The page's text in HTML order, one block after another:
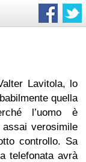
Lavitola, lo
quella
l’uomo è
verosimile
controllo. Sa
telefonata avrà